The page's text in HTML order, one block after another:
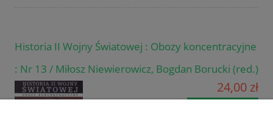
Historia II Wojny Światowej : Obozy koncentracyjne
: Nr 13 / Miłosz Niewierowicz, Bogdan Borucki (red.)
24,00 zł